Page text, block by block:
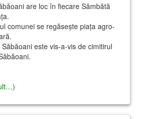
are loc în fiecare Sâmbătă
comunei se regăseşte piaţa agro-
Săbăoani este vis-a-vis de cimitirul